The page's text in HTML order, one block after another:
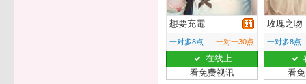
想要充電
一对多8点 一对一30点
在线上
看免费视讯
玫瑰之吻
一对多8点
看